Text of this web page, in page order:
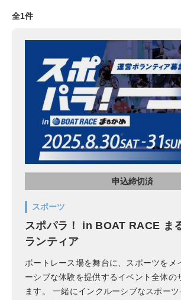
全1件
申込締切済
スポーツ
スポパラ！ in BOAT RACE ま
ランティア
ボートレース場を舞台に、スポーツをメ
ーシブな体験を提供するイベント全体の
ます。 一緒にインクルーシブなスポー